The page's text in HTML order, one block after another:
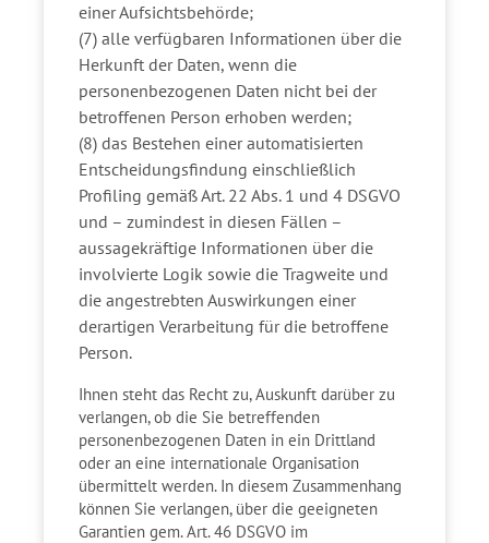
einer Aufsichtsbehörde;
(7) alle verfügbaren Informationen über die
Herkunft der Daten, wenn die
personenbezogenen Daten nicht bei der
betroffenen Person erhoben werden;
(8) das Bestehen einer automatisierten
Entscheidungsfindung einschließlich
Profiling gemäß Art. 22 Abs. 1 und 4 DSGVO
und – zumindest in diesen Fällen –
aussagekräftige Informationen über die
involvierte Logik sowie die Tragweite und
die angestrebten Auswirkungen einer
derartigen Verarbeitung für die betroffene
Person.
Ihnen steht das Recht zu, Auskunft darüber zu
verlangen, ob die Sie betreffenden
personenbezogenen Daten in ein Drittland
oder an eine internationale Organisation
übermittelt werden. In diesem Zusammenhang
können Sie verlangen, über die geeigneten
Garantien gem. Art. 46 DSGVO im